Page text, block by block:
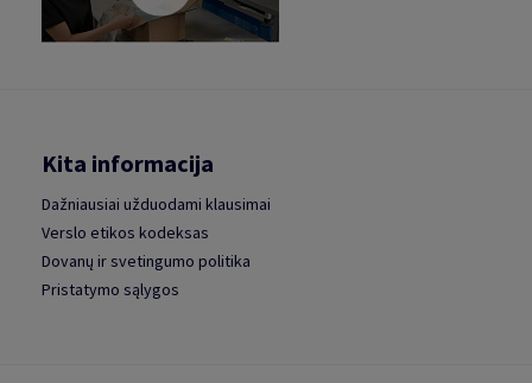
Kita informacija
Dažniausiai užduodami klausimai
Verslo etikos kodeksas
Dovanų ir svetingumo politika
Pristatymo sąlygos